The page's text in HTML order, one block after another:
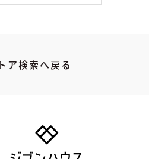
ア検索へ戻る